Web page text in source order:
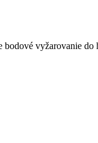
vyžarovanie